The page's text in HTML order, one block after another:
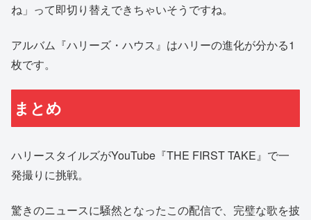
ね」って即切り替えできちゃいそうですね。
アルバム『ハリーズ・ハウス』はハリーの進化が分かる1
枚です。
まとめ
ハリースタイルズがYouTube『THE FIRST TAKE』で一
発撮りに挑戦。
驚きのニュースに騒然となったこの配信で、完璧な歌を披